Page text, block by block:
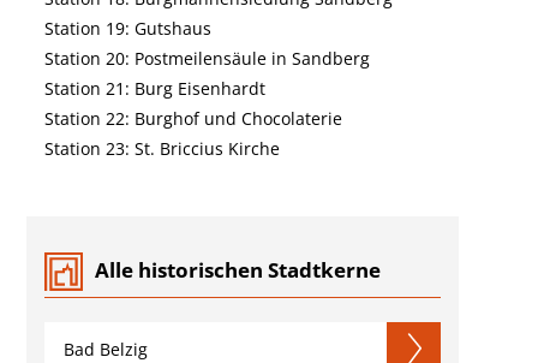
Station 19: Gutshaus
Station 20: Postmeilensäule in Sandberg
Station 21: Burg Eisenhardt
Station 22: Burghof und Chocolaterie
Station 23: St. Briccius Kirche
Alle historischen Stadtkerne
Bad Belzig